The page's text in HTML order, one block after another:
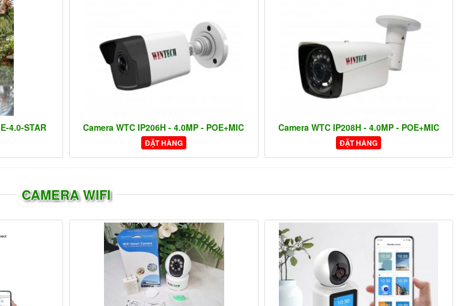
4.0-STAR Camera WTC IP206H - 4.0MP - POE+MIC
ĐẶT HÀNG
Camera WTC IP208H - 4.0MP - POE+MIC
ĐẶT HÀNG
CAMERA WIFI